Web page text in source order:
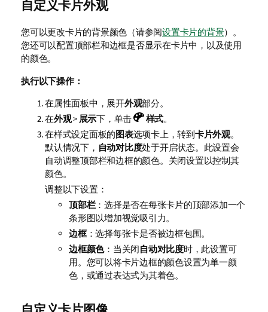
自定义卡片外观
您可以更改卡片的背景颜色（请参阅设置卡片的背景）。
您还可以配置顶部栏和边框是否显示在卡片中，以及使用
的颜色。
执行以下操作：
在属性面板中，展开外观部分。
在外观> 展示下，单击 样式。
在样式设定面板的图表选项卡上，转到 卡片外观。
默认情况下， 自动对比度处于开启状态。此设置会
自动调整顶部栏和边框的颜色。关闭设置以控制其
颜色。
调整以下设置：
顶部栏：选择是否在每张卡片的顶部添加一个
条形图以增加视觉吸引力。
边框：选择每张卡是否被边框包围。
边框颜色：当关闭自动对比度时，此设置可
用。您可以将卡片边框的颜色设置为单一颜
色，或通过表达式为其着色。